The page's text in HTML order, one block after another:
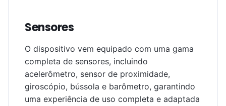
Sensores
O dispositivo vem equipado com uma gama
completa de sensores, incluindo
acelerômetro, sensor de proximidade,
giroscópio, bússola e barômetro, garantindo
uma experiência de uso completa e adaptada